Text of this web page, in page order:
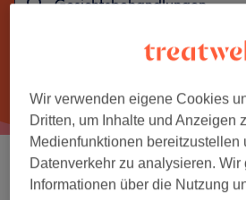
Sortieren nach Beliebiger Preis
Wir verwenden eigene Cookies
Dritten, um Inhalte und Anzeigen
Medienfunktionen bereitzustellen
Datenverkehr zu analysieren. Wir
Informationen über die Nutzung